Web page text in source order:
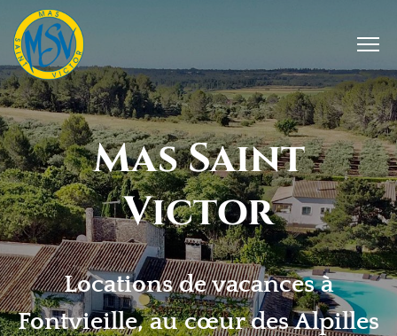
Mas Saint
Victor
Locations de vacances à
Fontvieille, au cœur des Alpilles